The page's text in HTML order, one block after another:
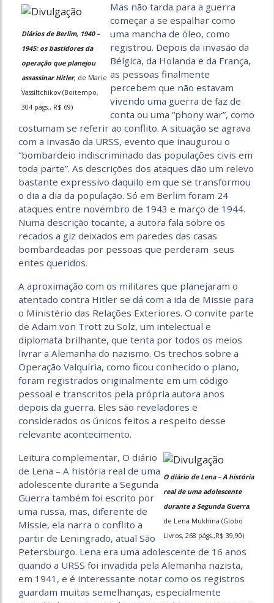
Diários de Berlim, 1940 –
1945: os bastidores da
operação que planejou
assassinar Hitler, de Marie
Vassiltchikov (Boitempo,
304 págs., R$ 69)
Mas não tarda para a guerra
começar a se espalhar como
uma mancha de óleo, como
registrou. Depois da invasão da
Bélgica, da Holanda e da França,
as pessoas finalmente
percebem que não estavam
vivendo uma guerra de faz de
conta ou uma “phony war”, como
costumam se referir ao conflito. A situação se agrava
com a invasão da URSS, evento que inaugurou o
“bombardeio indiscriminado das populações civis em
toda parte”. As descrições dos ataques dão um relevo
bastante expressivo daquilo em que se transformou
o dia a dia da população. Só em Berlim foram 24
ataques entre novembro de 1943 e março de 1944.
Numa descrição tocante, a autora fala sobre os
recados a giz deixados em paredes das casas
bombardeadas por pessoas que perderam seus
entes queridos.
A aproximação com os militares que planejaram o
atentado contra Hitler se dá com a ida de Missie para
o Ministério das Relações Exteriores. O convite parte
de Adam von Trott zu Solz, um intelectual e
diplomata brilhante, que tenta por todos os meios
livrar a Alemanha do nazismo. Os trechos sobre a
Operação Valquíria, como ficou conhecido o plano,
foram registrados originalmente em um código
pessoal e transcritos pela própria autora anos
depois da guerra. Eles são reveladores e
considerados os únicos feitos a respeito desse
relevante acontecimento.
O diário de Lena – A história
real de uma adolescente
durante a Segunda Guerra,
de Lena Mukhina (Globo
Livros, 268 págs.,R$ 39,90)
Leitura complementar, O diário
de Lena – A história real de uma
adolescente durante a Segunda
Guerra também foi escrito por
uma russa, mas, diferente de
Missie, ela narra o conflito a
partir de Leningrado, atual São
Petersburgo. Lena era uma adolescente de 16 anos
quando a URSS foi invadida pela Alemanha nazista,
em 1941, e é interessante notar como os registros
guardam muitas semelhanças, especialmente